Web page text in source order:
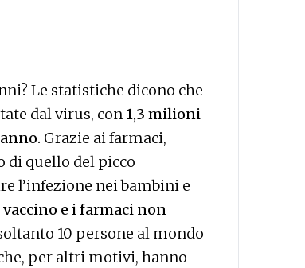
Le statistiche dicono che
dal virus, con 1,3 milioni
Grazie ai farmaci,
di quello del picco
l’infezione nei bambini e
e i farmaci non
10 persone al mondo
per altri motivi, hanno